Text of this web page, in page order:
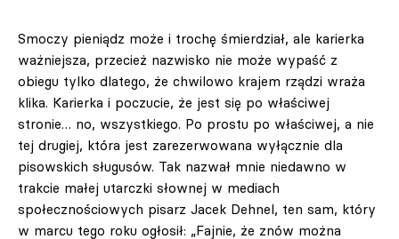
Smoczy pieniądz może i trochę śmierdział, ale karierka
ważniejsza, przecież nazwisko nie może wypaść z
obiegu tylko dlatego, że chwilowo krajem rządzi wraża
klika. Karierka i poczucie, że jest się po właściwej
stronie… no, wszystkiego. Po prostu po właściwej, a nie
tej drugiej, która jest zarezerwowana wyłącznie dla
pisowskich sługusów. Tak nazwał mnie niedawno w
trakcie małej utarczki słownej w mediach
społecznościowych pisarz Jacek Dehnel, ten sam, który
w marcu tego roku ogłosił: „Fajnie, że znów można